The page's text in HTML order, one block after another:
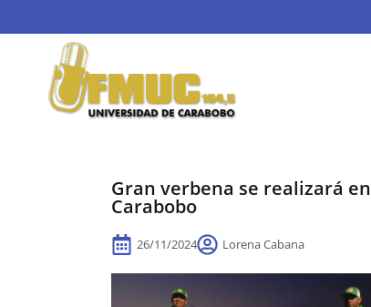
Gran verbena se realizará
Carabobo
26/11/2024 Lorena Cabana